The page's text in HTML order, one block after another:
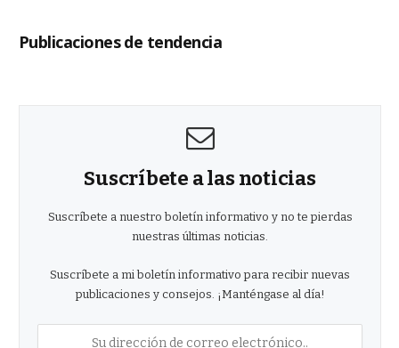
Publicaciones de tendencia
Suscríbete a las noticias
Suscríbete a nuestro boletín informativo y no te pierdas
nuestras últimas noticias.
Suscríbete a mi boletín informativo para recibir nuevas
publicaciones y consejos. ¡Manténgase al día!